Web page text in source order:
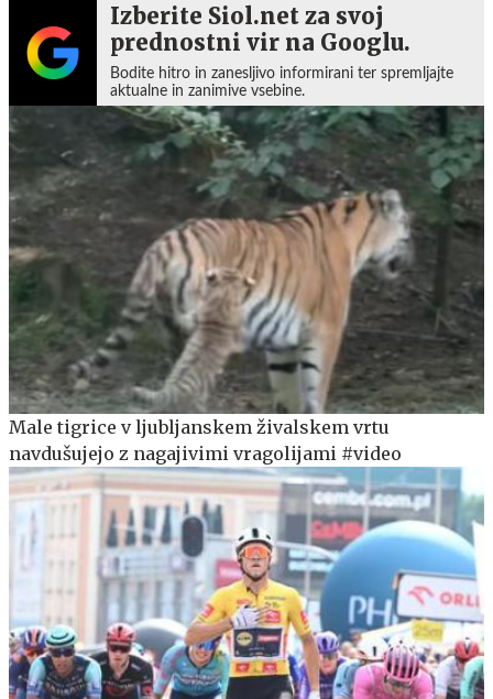
Izberite Siol.net za svoj
prednostni vir na Googlu.
Bodite hitro in zanesljivo informirani ter spremljajte
aktualne in zanimive vsebine.
Male tigrice v ljubljanskem živalskem vrtu
navdušujejo z nagajivimi vragolijami #video